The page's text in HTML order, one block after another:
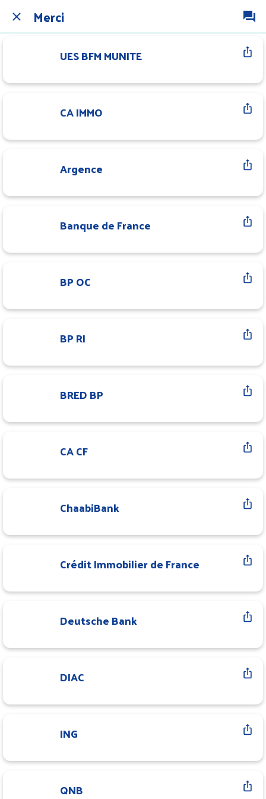
Merci
UES BFM MUNITE
CA IMMO
Argence
Banque de France
BP OC
BP RI
BRED BP
CA CF
ChaabiBank
Crédit Immobilier de France
Deutsche Bank
DIAC
ING
QNB